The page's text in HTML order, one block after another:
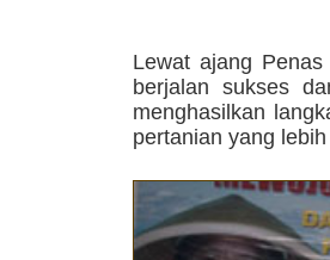
Lewat ajang
berjalan sukses
menghasilkan
pertanian yang